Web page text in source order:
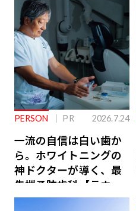
PERSON PR 2026.7.24
一流の自信は白い歯か
ら。ホワイトニングの
神ドクターが導く、最
先端予防歯科【ラウン
ジ会員特典あり】